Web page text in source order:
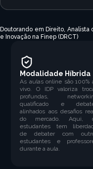
Doutorando em Direito, Analista
e Inovação na Finep (DRCT)
Modalidade Híbrida
As aulas online são 100%
vivo. O IDP valoriza
profundas,
qualificado e
alinhados aos desafios
do mercado. Aqui,
estudantes tem
de debater com
estudantes e
durante a aula.